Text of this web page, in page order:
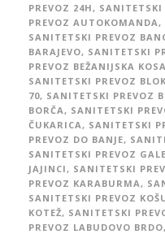
PREVOZ 24H,
PREVOZ AUTOKOMANDA,
SANITETSKI PREVOZ
BARAJEVO, SANITETSKI
PREVOZ BEŽANIJSKA KOSA
SANITETSKI PREVOZ
70, SANITETSKI PREVOZ
BORČA, SANITETSKI
ČUKARICA, SANITETSKI
PREVOZ DO BANJE,
SANITETSKI PREVOZ
JAJINCI, SANITETSKI
PREVOZ KARABURMA,
SANITETSKI PREVOZ
KOTEŽ, SANITETSKI
PREVOZ LABUDOVO BRDO,